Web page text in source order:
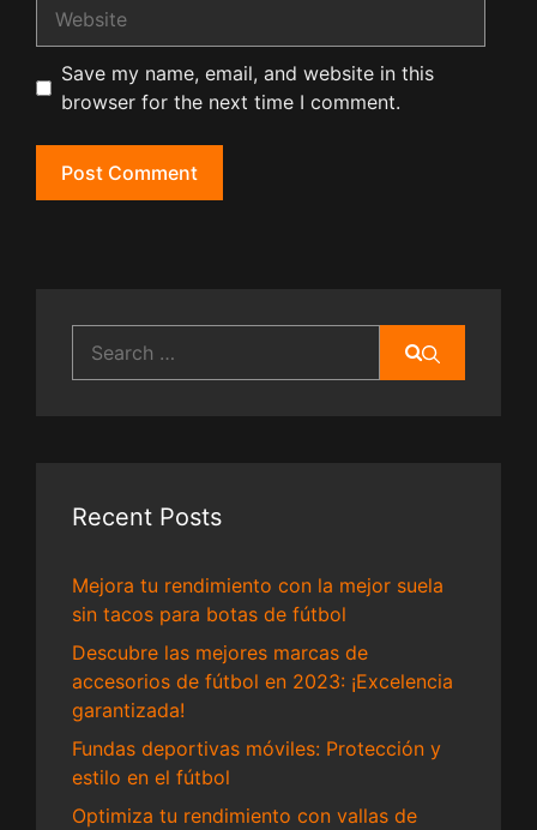
Save my name, email, and website in this
browser for the next time I comment.
for:
Recent Posts
Mejora tu rendimiento con la mejor suela
sin tacos para botas de fútbol
Descubre las mejores marcas de
accesorios de fútbol en 2023: ¡Excelencia
garantizada!
Fundas deportivas móviles: Protección y
estilo en el fútbol
Optimiza tu rendimiento con vallas de